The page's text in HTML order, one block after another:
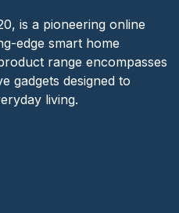
is a pioneering online
edge smart home
range encompasses
gadgets designed to
living.